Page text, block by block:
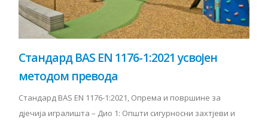
Стандард BAS EN 1176-1:2021 усвојен
методом превода
Стандард BAS EN 1176-1:2021, Опрема и површине за
дјечија игралишта – Дио 1: Општи сигурносни захтјеви и